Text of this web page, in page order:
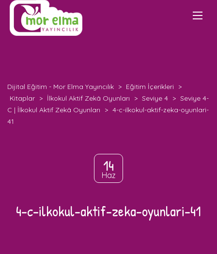
Dijital Eğitim - Mor Elma Yayıncılık > Eğitim İçerikleri
>
Kitaplar > İlkokul Aktif Zekâ Oyunları > Seviye 4 > Seviye 4-
C | İlkokul Aktif Zekâ Oyunları
> 4-c-ilkokul-aktif-zeka-oyunlari-
41
14
Haz
4-c-ilkokul-aktif-zeka-oyunlari-41